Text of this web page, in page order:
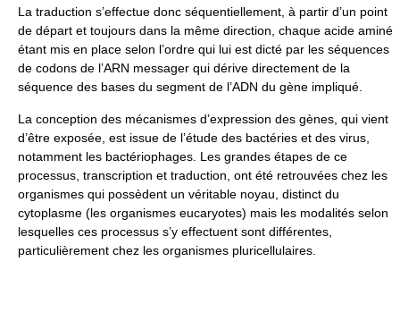
La traduction s’effectue donc séquentiellement, à partir d’un point
de départ et toujours dans la même direction, chaque acide aminé
étant mis en place selon l’ordre qui lui est dicté par les séquences
de codons de l’ARN messager qui dérive directement de la
séquence des bases du segment de l’ADN du gène impliqué.
La conception des mécanismes d’expression des gènes, qui vient
d’être exposée, est issue de l’étude des bactéries et des virus,
notamment les bactériophages. Les grandes étapes de ce
processus, transcription et traduction, ont été retrouvées chez les
organismes qui possèdent un véritable noyau, distinct du
cytoplasme (les organismes eucaryotes) mais les modalités selon
lesquelles ces processus s’y effectuent sont différentes,
particulièrement chez les organismes pluricellulaires.